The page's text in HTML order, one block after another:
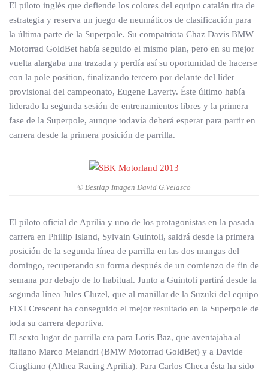
El piloto inglés que defiende los colores del equipo catalán tira de
estrategia y reserva un juego de neumáticos de clasificación para
la última parte de la Superpole. Su compatriota Chaz Davis BMW
Motorrad GoldBet había seguido el mismo plan, pero en su mejor
vuelta alargaba una trazada y perdía así su oportunidad de hacerse
con la pole position, finalizando tercero por delante del líder
provisional del campeonato, Eugene Laverty. Éste último había
liderado la segunda sesión de entrenamientos libres y la primera
fase de la Superpole, aunque todavía deberá esperar para partir en
carrera desde la primera posición de parrilla.
© Bestlap Imagen David G.Velasco
El piloto oficial de Aprilia y uno de los protagonistas en la pasada
carrera en Phillip Island, Sylvain Guintoli, saldrá desde la primera
posición de la segunda línea de parrilla en las dos mangas del
domingo, recuperando su forma después de un comienzo de fin de
semana por debajo de lo habitual. Junto a Guintoli partirá desde la
segunda línea Jules Cluzel, que al manillar de la Suzuki del equipo
FIXI Crescent ha conseguido el mejor resultado en la Superpole de
toda su carrera deportiva.
El sexto lugar de parrilla era para Loris Baz, que aventajaba al
italiano Marco Melandri (BMW Motorrad GoldBet) y a Davide
Giugliano (Althea Racing Aprilia). Para Carlos Checa ésta ha sido